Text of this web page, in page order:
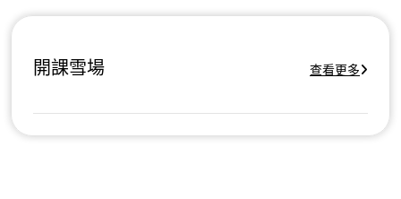
開課雪場 查看更多